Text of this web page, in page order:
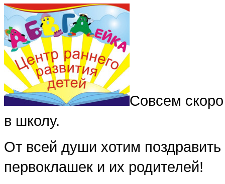
Совсем
в школу.
От всей души хотим
первоклашек и их родителей!